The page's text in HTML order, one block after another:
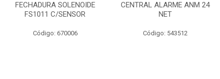
FECHADURA SOLENOIDE
FS1011 C/SENSOR
Código: 670006
CENTRAL ALARME ANM 24
NET
Código: 543512